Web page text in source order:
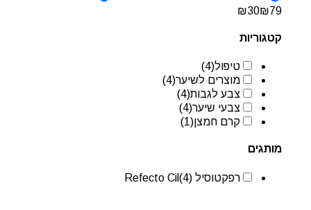
₪30₪79
קטגוריות
טיפול(4)
מוצרים לשיער(4)
צבע לגבות(4)
צבעי שיער(4)
קרם חמצן(1)
מותגים
רפקטוסיל Refecto Cil(4)